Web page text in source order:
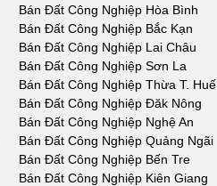
Bán Đất Công Nghiệp Hòa Bình
Bán Đất Công Nghiệp Bắc Kạn
Bán Đất Công Nghiệp Lai Châu
Bán Đất Công Nghiệp Sơn La
Bán Đất Công Nghiệp Thừa T. Huế
Bán Đất Công Nghiệp Đăk Nông
Bán Đất Công Nghiệp Nghệ An
Bán Đất Công Nghiệp Quảng Ngãi
Bán Đất Công Nghiệp Bến Tre
Bán Đất Công Nghiệp Kiên Giang